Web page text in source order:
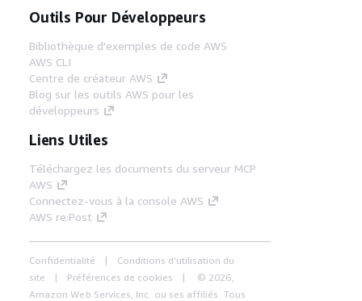
Outils Pour Développeurs
Bibliothèque d'exemples de code AWS
AWS CLI
Centre de créateur AWS
Blog sur les outils AWS pour les
développeurs
Liens Utiles
Téléchargez les documents du serveur MCP
AWS
Connectez-vous à la console AWS
AWS re:Post
Confidentialité
Conditions d'utilisation du
site
Préférences de cookies
© 2026,
Amazon Web Services, Inc. ou ses affiliés. Tous